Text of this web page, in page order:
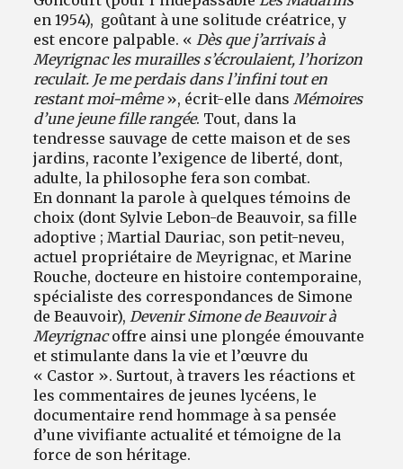
en 1954), goûtant à une solitude créatrice, y
est encore palpable. «Dès que j’arrivais à
Meyrignac les murailles s’écroulaient, l’horizon
reculait. Je me perdais dans l’infini tout en
restant moi-même», écrit-elle dansMémoires
d’une jeune fille rangée. Tout, dans la
tendresse sauvage de cette maison et de ses
jardins, raconte l’exigence de liberté, dont,
adulte, la philosophe fera son combat.
En donnant la parole à quelques témoins de
choix (dont Sylvie Lebon-de Beauvoir, sa fille
adoptive ; Martial Dauriac, son petit-neveu,
actuel propriétaire de Meyrignac, et Marine
Rouche, docteure en histoire contemporaine,
spécialiste des correspondances de Simone
de Beauvoir),Devenir Simone de Beauvoir à
Meyrignacoffre ainsi une plongée émouvante
et stimulante dans la vie et l’œuvre du
« Castor ». Surtout, à travers les réactions et
les commentaires de jeunes lycéens, le
documentaire rend hommage à sa pensée
d’une vivifiante actualité et témoigne de la
force de son héritage.